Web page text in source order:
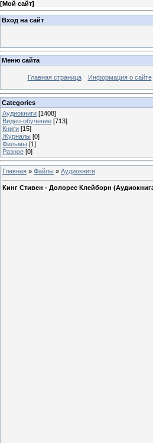
[Мой сайт]
Вход на сайт
Меню сайта
Главная страница Информация о сайте
Categories
Аудиокниги [1408]
Видео-обучение [713]
Книги [15]
Журналы [0]
Фильмы [1]
Разное [0]
Главная » Файлы » Аудиокниги
Кинг Стивен - Долорес Клейборн